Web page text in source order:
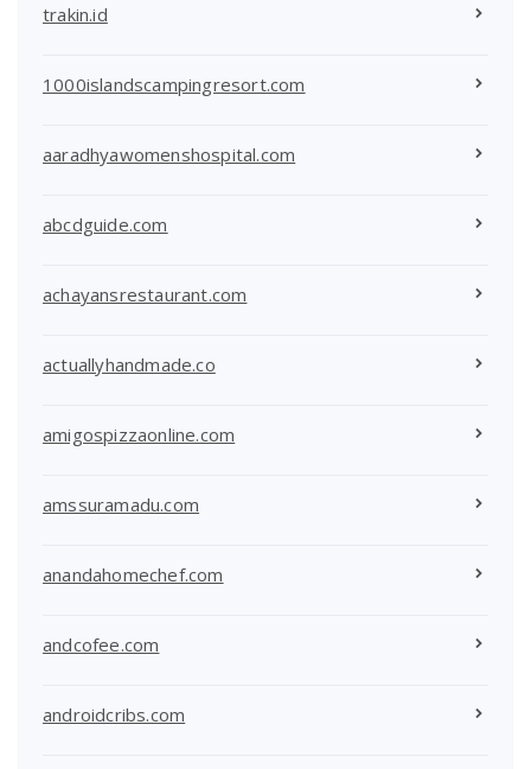
trakin.id
1000islandscampingresort.com
aaradhyawomenshospital.com
abcdguide.com
achayansrestaurant.com
actuallyhandmade.co
amigospizzaonline.com
amssuramadu.com
anandahomechef.com
andcofee.com
androidcribs.com